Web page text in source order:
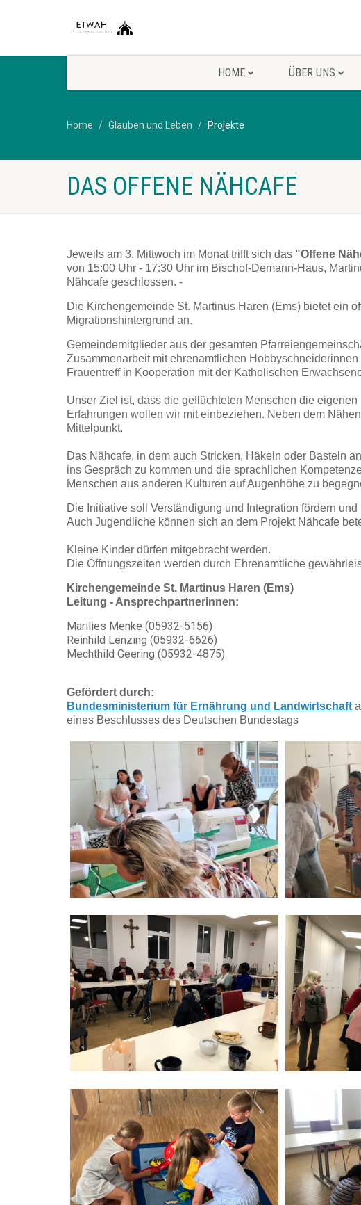
HOME ÜBER UNS
Home Glauben und Leben Projekte
DAS OFFENE NÄHCAFE
Jeweils am 3. Mittwoch im Monat trifft sich das "Offene
von 15:00 Uhr - 17:30 Uhr im Bischof-Demann-Haus,
Nähcafe geschlossen. -
Die Kirchengemeinde St. Martinus Haren (Ems) bietet ein
Migrationshintergrund an.
Gemeindemitglieder aus der gesamten
Zusammenarbeit mit ehrenamtlichen
Frauentreff in Kooperation mit der Katholischen
Unser Ziel ist, dass die geflüchteten Menschen die
Erfahrungen wollen wir mit einbeziehen. Neben dem
Mittelpunkt.
Das Nähcafe, in dem auch Stricken, Häkeln oder Basteln
ins Gespräch zu kommen und die sprachlichen
Menschen aus anderen Kulturen auf Augenhöhe zu
Die Initiative soll Verständigung und Integration fördern und
Auch Jugendliche können sich an dem Projekt Nähcafe
Kleine Kinder dürfen mitgebracht werden.
Die Öffnungszeiten werden durch Ehrenamtliche
Kirchengemeinde St. Martinus Haren (Ems)
Leitung - Ansprechpartnerinnen:
Marilies Menke (05932-5156)
Reinhild Lenzing (05932-6626)
Mechthild Geering (05932-4875)
Gefördert durch:
Bundesministerium für Ernährung und Landwirtschaft
eines Beschlusses des Deutschen Bundestags